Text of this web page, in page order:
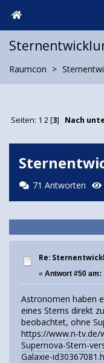
Raumcon
Seiten: 1 2[3] Nach
71 Antworten
Re:
« Antwort #50 am:
Astronomen haben
eines Sterns direkt
beobachtet, ohne
https://www.n-tv.de/
Supernova-Stern-
Galaxie-